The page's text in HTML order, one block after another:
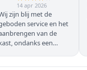
14 apr 2026
zijn blij met de
service en het
van de
ondanks een